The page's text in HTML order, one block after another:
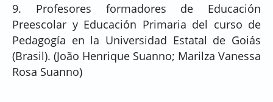
9. Profesores formadores de Educación
Preescolar y Educación Primaria del curso de
Pedagogía en la Universidad Estatal de Goiás
(Brasil). (João Henrique Suanno; Marilza Vanessa
Rosa Suanno)